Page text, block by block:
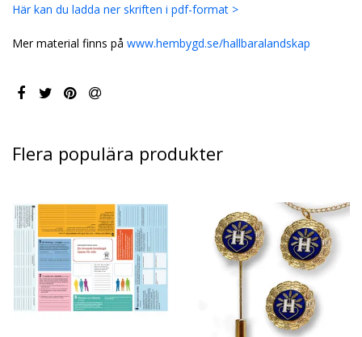
Här kan du ladda ner skriften i pdf-format >
Mer material finns på ­www­.­hembygd.se/hallbaralandskap
Flera populära produkter